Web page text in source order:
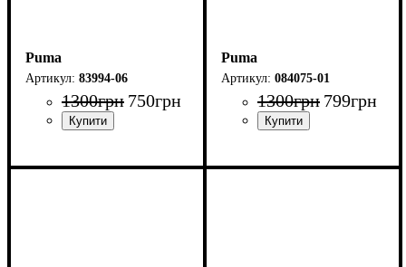
Puma
83994-06
1300грн 750грн
Puma
084075-01
1300грн 799грн